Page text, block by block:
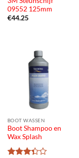
09552 125mm
€44.25
BOOT WASSEN
Boot Shampoo en
Wax Splash